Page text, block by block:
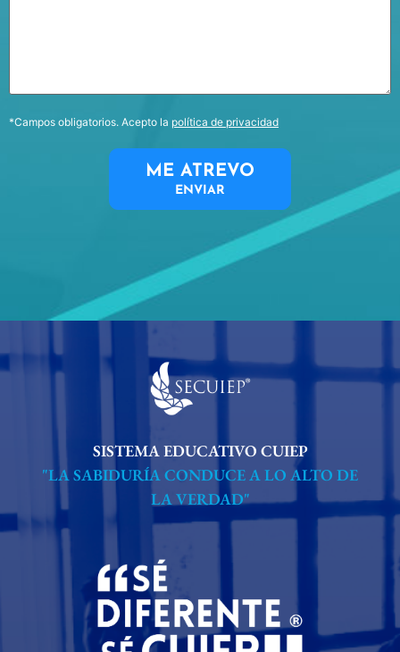
*Campos obligatorios. Acepto la política de privacidad
ME ATREVO
ENVIAR
SISTEMA EDUCATIVO CUIEP
"LA SABIDURÍA CONDUCE A LO ALTO DE
LA VERDAD"